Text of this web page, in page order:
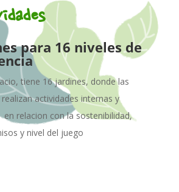
para 16 niveles de
tiene 16 jardines, donde las
actividades internas y
en relacion con la sostenibilidad,
y nivel del juego